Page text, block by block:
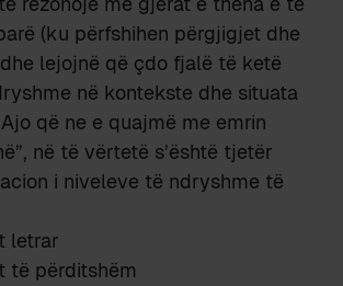
(ku përfshihen përgjigjet dhe
lejojnë që çdo fjalë të ketë
në kontekste dhe situata
që ne e quajmë me emrin
në të vërtetë s’është tjetër
i niveleve të ndryshme të
letrar
të përditshëm